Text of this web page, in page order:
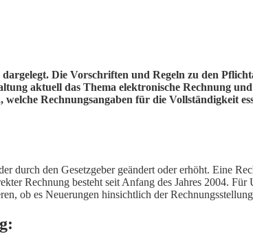
dargelegt. Die Vorschriften und Regeln zu den
aktuell das Thema elektronische Rechnung
Rechnungsangaben für die Vollständigkeit
den Gesetzgeber geändert oder erhöht. Eine
Rechnung besteht seit Anfang des Jahres 2004.
ob es Neuerungen hinsichtlich der